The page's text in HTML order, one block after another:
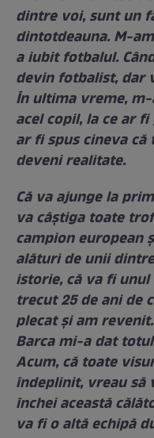
dintre voi, sunt un
dintotdeauna. M-
a iubit fotbalul.
devin fotbalist, dar
În ultima vreme,
acel copil, la ce ar
ar fi spus cineva
deveni realitate.
Că va ajunge la
va câștiga toate
campion european
alături de unii
istorie, că va fi
trecut 25 de ani de
plecat și am
Barca mi-a dat
Acum, că toate
îndeplinit, vreau să
închei această
va fi o altă echipă